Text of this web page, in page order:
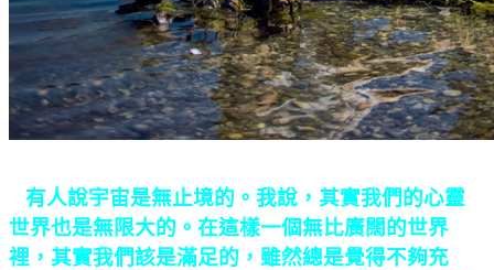
有人說宇宙是無止境的。我說，其實我們的心靈
世界也是無限大的。在這樣一個無比廣闊的世界
裡，其實我們該是滿足的，雖然總是覺得不夠充